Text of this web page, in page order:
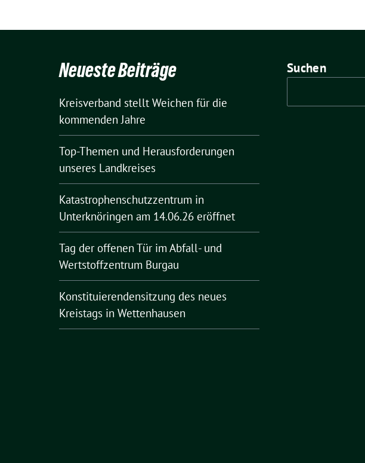
Neueste Beiträge
Kreisverband stellt Weichen für die
kommenden Jahre
Top-Themen und Herausforderungen
unseres Landkreises
Katastrophenschutzzentrum in
Unterknöringen am 14.06.26 eröffnet
Tag der offenen Tür im Abfall- und
Wertstoffzentrum Burgau
Konstituierendensitzung des neues
Kreistags in Wettenhausen
Suchen